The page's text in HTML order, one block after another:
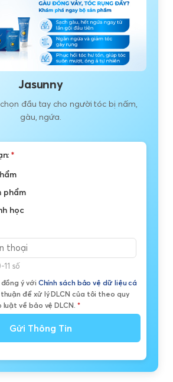
Jasunny
đầu tay cho người tóc bị nấm,
gàu, ngứa.
*
phẩm
học
số
ý với Chính sách bảo vệ dữ liệu cá
để xử lý DLCN của tôi theo quy
về bảo vệ DLCN. *
Gửi Thông Tin